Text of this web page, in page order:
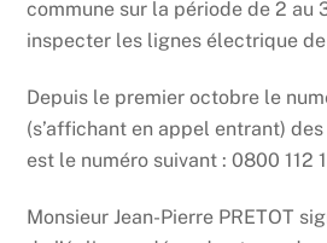
commune sur la période de 2 au
inspecter les lignes électrique
Depuis le premier octobre le
(s’affichant en appel entrant)
est le numéro suivant : 0800 112
Monsieur Jean-Pierre PRETOT